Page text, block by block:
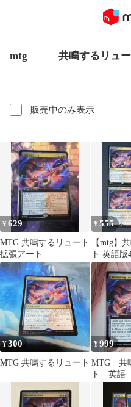
mtg 共鳴するリュ
販売中のみ表示
¥629
MTG 共鳴するリュート
拡張アート
¥555
【mtg】
ト 英語
スヘイヴ
¥300
MTG 共鳴するリュート
¥999
MTG 共
ト 英語